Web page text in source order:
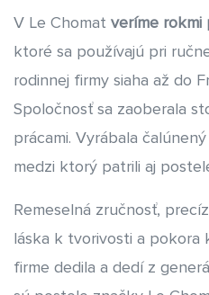
V Le Chomat veríme rokmi
ktoré sa používajú pri
rodinnej firmy siaha až do
Spoločnosť sa zaoberala
prácami. Vyrábala
medzi ktorý patrili aj
Remeselná zručnosť,
láska k tvorivosti a pokora
firme dedila a dedí z